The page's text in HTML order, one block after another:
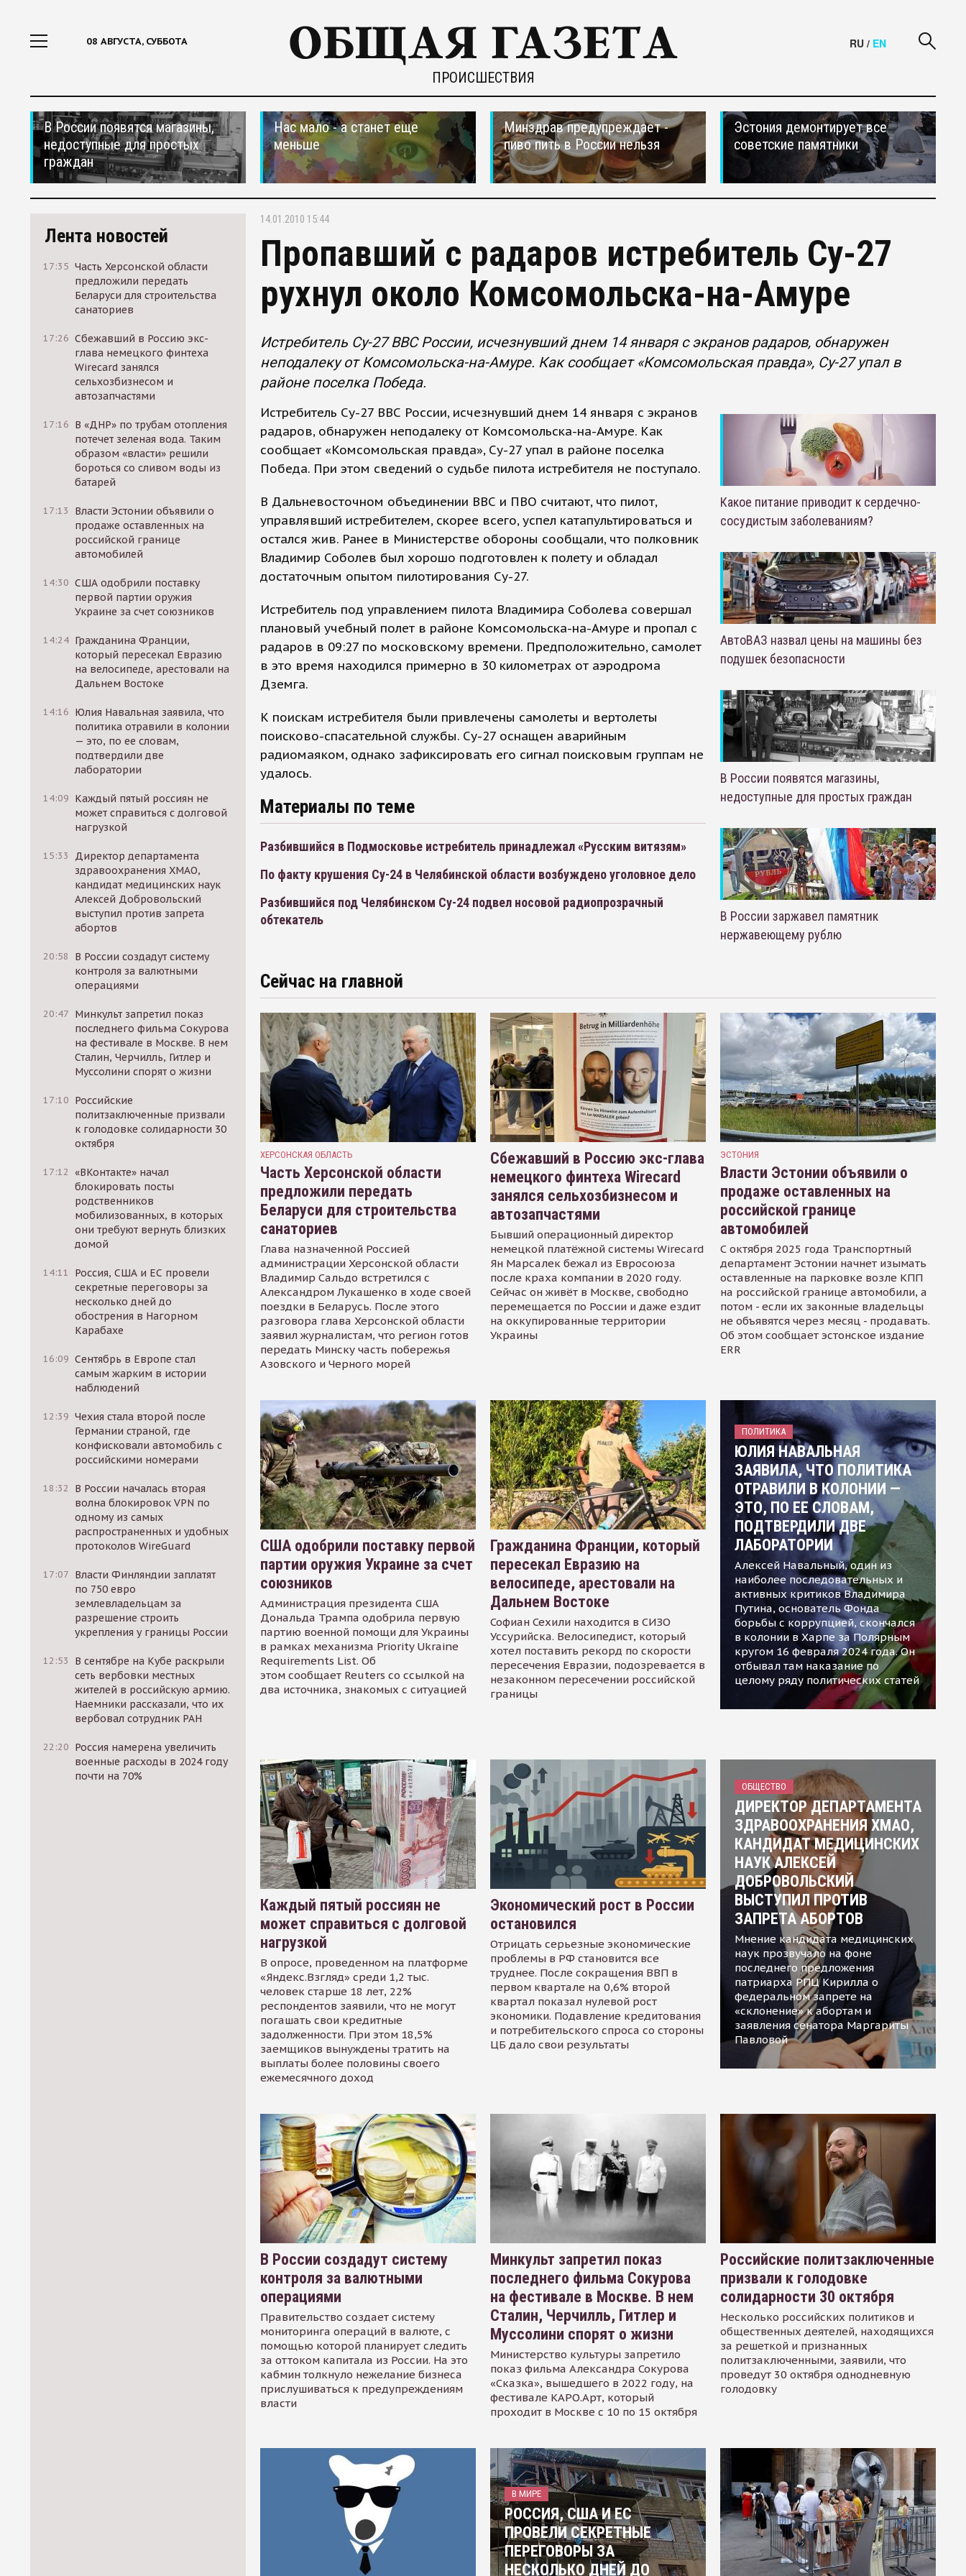
08 АВГУСТА, СУББОТА
ПРОИСШЕСТВИЯ
RU / EN
В России появятся магазины,
недоступные для простых
граждан
Нас мало - а станет еще
меньше
Минздрав предупреждает -
пиво пить в России нельзя
Эстония демонтирует все
советские памятники
Лента новостей
17:35 Часть Херсонской области
предложили передать
Беларуси для строительства
санаториев
17:26 Сбежавший в Россию экс-
глава немецкого финтеха
Wirecard занялся
сельхозбизнесом и
автозапчастями
17:16 В «ДНР» по трубам отопления
потечет зеленая вода. Таким
образом «власти» решили
бороться со сливом воды из
батарей
17:13
Власти Эстонии объявили о
продаже оставленных на
российской границе
автомобилей
14:30 США одобрили поставку
первой партии оружия
Украине за счет союзников
14:24 Гражданина Франции,
который пересекал Евразию
на велосипеде, арестовали на
Дальнем Востоке
14:16 Юлия Навальная заявила, что
политика отравили в колонии
— это, по ее словам,
подтвердили две
лаборатории
14:09 Каждый пятый россиян не
может справиться с долговой
нагрузкой
15:33
Директор департамента
здравоохранения ХМАО,
кандидат медицинских наук
Алексей Добровольский
выступил против запрета
абортов
20:58
В России создадут систему
контроля за валютными
операциями
20:47 Минкульт запретил показ
последнего фильма Сокурова
на фестивале в Москве. В нем
Сталин, Черчилль, Гитлер и
Муссолини спорят о жизни
17:10 Российские
политзаключенные призвали
к голодовке солидарности 30
октября
17:12 «ВКонтакте» начал
блокировать посты
родственников
мобилизованных, в которых
они требуют вернуть близких
домой
14:11
Россия, США и ЕС провели
секретные переговоры за
несколько дней до
обострения в Нагорном
Карабахе
16:09 Сентябрь в Европе стал
самым жарким в истории
наблюдений
12:39 Чехия стала второй после
Германии страной, где
конфисковали автомобиль с
российскими номерами
18:32
В России началась вторая
волна блокировок VPN по
одному из самых
распространенных и удобных
протоколов WireGuard
17:07 Власти Финляндии заплатят
по 750 евро
землевладельцам за
разрешение строить
укрепления у границы России
12:53
В сентябре на Кубе раскрыли
сеть вербовки местных
жителей в российскую армию.
Наемники рассказали, что их
вербовал сотрудник РАН
22:20 Россия намерена увеличить
военные расходы в 2024 году
почти на 70%
14.01.2010 15:44
Пропавший с радаров истребитель Су-27
рухнул около Комсомольска-на-Амуре
Истребитель Су-27 ВВС России, исчезнувший днем 14 января с экранов радаров, обнаружен
неподалеку от Комсомольска-на-Амуре. Как сообщает «Комсомольская правда», Су-27 упал в
районе поселка Победа.
Истребитель Су-27 ВВС России, исчезнувший днем 14 января с экранов
радаров, обнаружен неподалеку от Комсомольска-на-Амуре. Как
сообщает «Комсомольская правда», Су-27 упал в районе поселка
Победа. При этом сведений о судьбе пилота истребителя не поступало.
В Дальневосточном объединении ВВС и ПВО считают, что пилот,
управлявший истребителем, скорее всего, успел катапультироваться и
остался жив. Ранее в Министерстве обороны сообщали, что полковник
Владимир Соболев был хорошо подготовлен к полету и обладал
достаточным опытом пилотирования Су-27.
Истребитель под управлением пилота Владимира Соболева совершал
плановый учебный полет в районе Комсомольска-на-Амуре и пропал с
радаров в 09:27 по московскому времени. Предположительно, самолет
в это время находился примерно в 30 километрах от аэродрома
Дземга.
К поискам истребителя были привлечены самолеты и вертолеты
поисково-спасательной службы. Су-27 оснащен аварийным
радиомаяком, однако зафиксировать его сигнал поисковым группам не
удалось.
Материалы по теме
Разбившийся в Подмосковье истребитель принадлежал «Русским витязям»
По факту крушения Су-24 в Челябинской области возбуждено уголовное дело
Разбившийся под Челябинском Су-24 подвел носовой радиопрозрачный
обтекатель
Какое питание приводит к сердечно-
сосудистым заболеваниям?
АвтоВАЗ назвал цены на машины без
подушек безопасности
В России появятся магазины,
недоступные для простых граждан
В России заржавел памятник
нержавеющему рублю
Сейчас на главной
ХЕРСОНСКАЯ ОБЛАСТЬ
Часть Херсонской области
предложили передать
Беларуси для строительства
санаториев
Глава назначенной Россией
администрации Херсонской области
Владимир Сальдо встретился с
Александром Лукашенко в ходе своей
поездки в Беларусь. После этого
разговора глава Херсонской области
заявил журналистам, что регион готов
передать Минску часть побережья
Азовского и Черного морей
Сбежавший в Россию экс-глава
немецкого финтеха Wirecard
занялся сельхозбизнесом и
автозапчастями
Бывший операционный директор
немецкой платёжной системы Wirecard
Ян Марсалек бежал из Евросоюза
после краха компании в 2020 году.
Сейчас он живёт в Москве, свободно
перемещается по России и даже ездит
на оккупированные территории
Украины
ЭСТОНИЯ
Власти Эстонии объявили о
продаже оставленных на
российской границе
автомобилей
С октября 2025 года Транспортный
департамент Эстонии начнет изымать
оставленные на парковке возле КПП
на российской границе автомобили, а
потом - если их законные владельцы
не объявятся через месяц - продавать.
Об этом сообщает эстонское издание
ERR
США одобрили поставку первой
партии оружия Украине за счет
союзников
Администрация президента США
Дональда Трампа одобрила первую
партию военной помощи для Украины
в рамках механизма Priority Ukraine
Requirements List. Об
этом сообщает Reuters со ссылкой на
два источника, знакомых с ситуацией
Гражданина Франции, который
пересекал Евразию на
велосипеде, арестовали на
Дальнем Востоке
Софиан Сехили находится в СИЗО
Уссурийска. Велосипедист, который
хотел поставить рекорд по скорости
пересечения Евразии, подозревается в
незаконном пересечении российской
границы
ПОЛИТИКА
ЮЛИЯ НАВАЛЬНАЯ
ЗАЯВИЛА, ЧТО ПОЛИТИКА
ОТРАВИЛИ В КОЛОНИИ —
ЭТО, ПО ЕЕ СЛОВАМ,
ПОДТВЕРДИЛИ ДВЕ
ЛАБОРАТОРИИ
Алексей Навальный, один из
наиболее последовательных и
активных критиков Владимира
Путина, основатель Фонда
борьбы с коррупцией, скончался
в колонии в Харпе за Полярным
кругом 16 февраля 2024 года. Он
отбывал там наказание по
целому ряду политических статей
Каждый пятый россиян не
может справиться с долговой
нагрузкой
В опросе, проведенном на платформе
«Яндекс.Взгляд» среди 1,2 тыс.
человек старше 18 лет, 22%
респондентов заявили, что не могут
погашать свои кредитные
задолженности. При этом 18,5%
заемщиков вынуждены тратить на
выплаты более половины своего
ежемесячного доход
Экономический рост в России
остановился
Отрицать серьезные экономические
проблемы в РФ становится все
труднее. После сокращения ВВП в
первом квартале на 0,6% второй
квартал показал нулевой рост
экономики. Подавление кредитования
и потребительского спроса со стороны
ЦБ дало свои результаты
ОБЩЕСТВО
ДИРЕКТОР ДЕПАРТАМЕНТА
ЗДРАВООХРАНЕНИЯ ХМАО,
КАНДИДАТ МЕДИЦИНСКИХ
НАУК АЛЕКСЕЙ
ДОБРОВОЛЬСКИЙ
ВЫСТУПИЛ ПРОТИВ
ЗАПРЕТА АБОРТОВ
Мнение кандидата медицинских
наук прозвучало на фоне
последнего предложения
патриарха РПЦ Кирилла о
федеральном запрете на
«склонение» к абортам и
заявления сенатора Маргариты
Павловой
В России создадут систему
контроля за валютными
операциями
Правительство создает систему
мониторинга операций в валюте, с
помощью которой планирует следить
за оттоком капитала из России. На это
кабмин толкнуло нежелание бизнеса
прислушиваться к предупреждениям
власти
Минкульт запретил показ
последнего фильма Сокурова
на фестивале в Москве. В нем
Сталин, Черчилль, Гитлер и
Муссолини спорят о жизни
Министерство культуры запретило
показ фильма Александра Сокурова
«Сказка», вышедшего в 2022 году, на
фестивале КАРО.Арт, который
проходит в Москве с 10 по 15 октября
Российские политзаключенные
призвали к голодовке
солидарности 30 октября
Несколько российских политиков и
общественных деятелей, находящихся
за решеткой и признанных
политзаключенными, заявили, что
проведут 30 октября однодневную
голодовку
В МИРЕ
РОССИЯ, США И ЕС
ПРОВЕЛИ СЕКРЕТНЫЕ
ПЕРЕГОВОРЫ ЗА
НЕСКОЛЬКО ДНЕЙ ДО